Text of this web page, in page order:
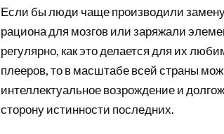
Если бы люди чаще производили замену
рациона для мозгов или заряжали
регулярно, как это делается для их
плееров, то в масштабе всей страны
интеллектуальное возрождение и
сторону истинности последних.